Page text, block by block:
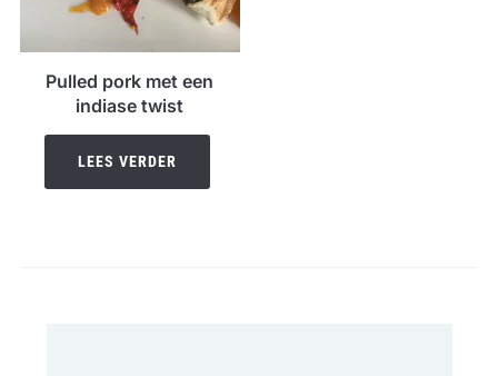
Pulled pork met een
indiase twist
LEES VERDER